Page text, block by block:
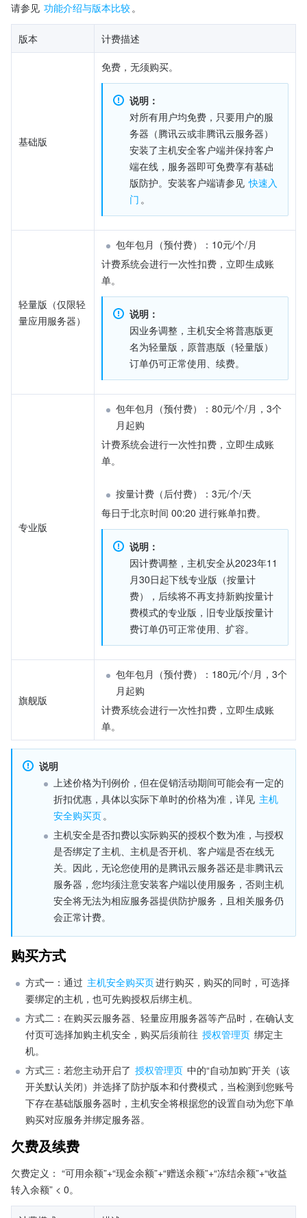
请参见 功能介绍与版本比较。
版本 计费描述
基础版
免费，无须购买。
说明：
对所有用户均免费，只要用户的服
务器（腾讯云或非腾讯云服务器）
安装了主机安全客户端并保持客户
端在线，服务器即可免费享有基础
版防护。安装客户端请参见 快速入
门 。
轻量版（仅限轻
量应用服务器）
包年包月（预付费）：10元/个/月
计费系统会进行一次性扣费，立即生成账
单。
说明：
因业务调整，主机安全将普惠版更
名为轻量版，原普惠版（轻量版）
订单仍可正常使用、续费。
专业版
包年包月（预付费）：80元/个/月，3个
月起购
计费系统会进行一次性扣费，立即生成账
单。
按量计费（后付费）：3元/个/天
每日于北京时间 00:20 进行账单扣费。
说明：
因计费调整，主机安全从2023年11
月30日起下线专业版（按量计
费），后续将不再支持新购按量计
费模式的专业版，旧专业版按量计
费订单仍可正常使用、扩容。
旗舰版
包年包月（预付费）：180元/个/月，3个
月起购
计费系统会进行一次性扣费，立即生成账
单。
说明
上述价格为刊例价，但在促销活动期间可能会有一定的
折扣优惠，具体以实际下单时的价格为准，详见 主机
安全购买页。
主机安全是否扣费以实际购买的授权个数为准，与授权
是否绑定了主机、主机是否开机、客户端是否在线无
关。因此，无论您使用的是腾讯云服务器还是非腾讯云
服务器，您均须注意安装客户端以使用服务，否则主机
安全将无法为相应服务器提供防护服务，且相关服务仍
会正常计费。
购买方式
方式一：通过 主机安全购买页进行购买，购买的同时，可选择
要绑定的主机，也可先购授权后绑主机。
方式二：在购买云服务器、轻量应用服务器等产品时，在确认支
付页可选择加购主机安全，购买后须前往 授权管理页 绑定主
机。
方式三：若您主动开启了 授权管理页 中的“自动加购”开关（该
开关默认关闭）并选择了防护版本和付费模式，当检测到您账号
下存在基础版服务器时，主机安全将根据您的设置自动为您下单
购买对应服务并绑定服务器。
欠费及续费
欠费定义： “可用余额”+“现金余额”+“赠送余额”+“冻结余额”+“收益
转入余额” < 0。